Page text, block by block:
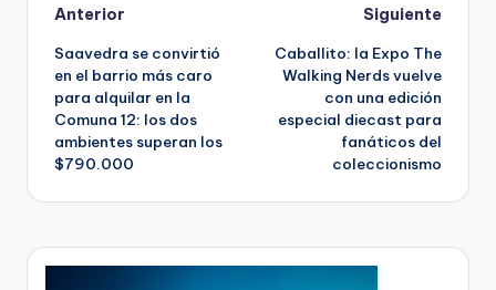
Post
navigation
Anterior
Saavedra se convirtió
en el barrio más caro
para alquilar en la
Comuna 12: los dos
ambientes superan los
$790.000
Siguiente
Caballito: la Expo The
Walking Nerds vuelve
con una edición
especial diecast para
fanáticos del
coleccionismo